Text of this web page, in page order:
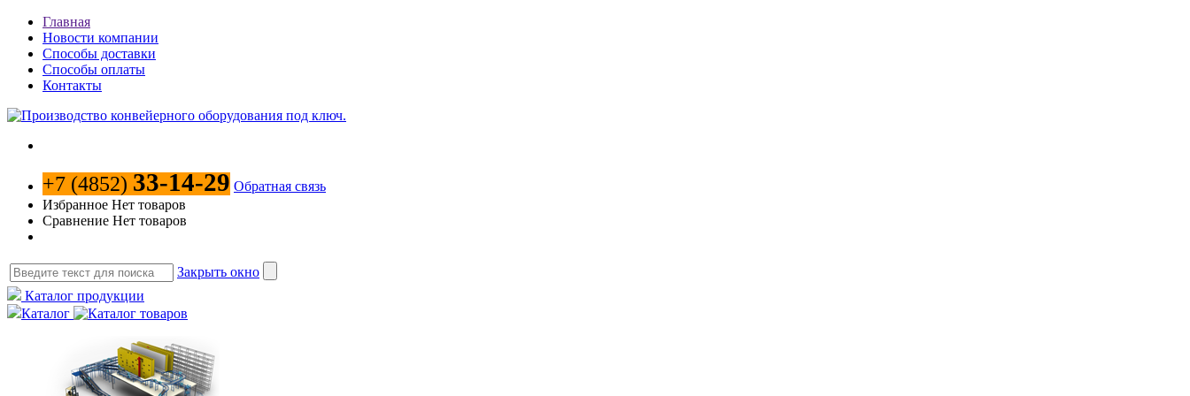
Главная
Новости компании
Способы доставки
Способы оплаты
Контакты
+7 (4852) 33-14-29 Обратная связь
Избранное Нет товаров
Сравнение Нет товаров
Закрыть окно
Каталог продукции
Каталог